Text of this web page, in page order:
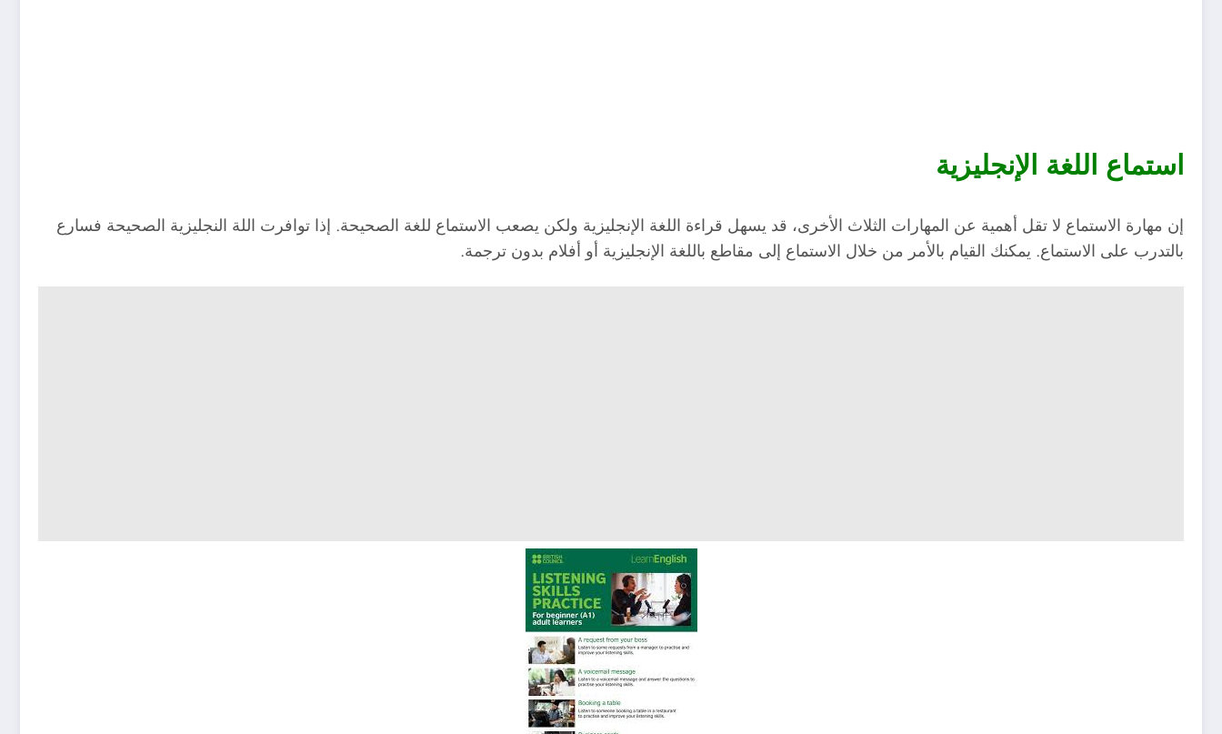
استماع اللغة الإنجليزية
إن مهارة الاستماع لا تقل أهمية عن المهارات الثلاث الأخرى، قد يسهل قراءة اللغة الإنجليزية ولكن يصعب الاستماع للغة الصحيحة. إذا توافرت اللة النجليزية الصحيحة فسارع
بالتدرب على الاستماع. يمكنك القيام بالأمر من خلال الاستماع إلى مقاطع باللغة الإنجليزية أو أفلام بدون ترجمة.